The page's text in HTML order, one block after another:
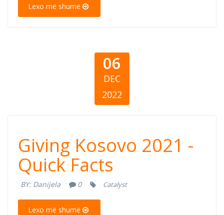
filantropisë
Lexo më shumë
06
DEC
2022
Giving Kosovo
2021 -Quick
Facts
Giving Kosovo 2021 -
Quick Facts
BY: Danijela 0 Catalyst
Lexo më shumë